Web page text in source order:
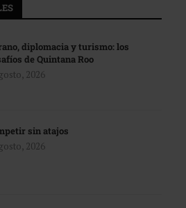
diplomacia y turismo: los
de Quintana Roo
2026
sin atajos
2026